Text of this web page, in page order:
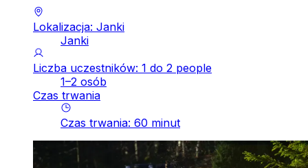
Lokalizacja: Janki
Janki
Liczba uczestników: 1 do 2 people
1–2 osób
Czas trwania
Czas trwania: 60 minut